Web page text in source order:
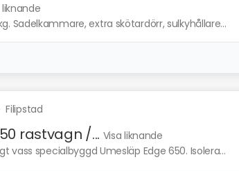
liknande
Sadelkammare, extra skötardörr, sulkyhållare...
Filipstad
rastvagn /... Visa liknande
vass specialbyggd Umesläp Edge 650. Isolera...